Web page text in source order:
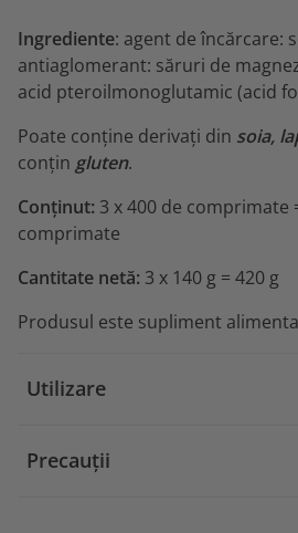
Ingrediente: agent de încărcare:
antiaglomerant: săruri de
acid pteroilmonoglutamic (acid
Poate conține derivați ​​din soia,
conțin gluten.
Conținut: 3 x 400 de comprimate
comprimate
Cantitate netă: 3 x 140 g = 420 g
Produsul este supliment
Utilizare
Precauții